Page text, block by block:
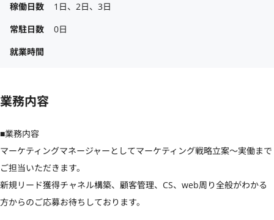
稼働日数
1日、2日、3日
常駐日数
0日
就業時間
業務内容
■業務内容
マーケティングマネージャーとしてマーケティング戦略立案〜実働まで
ご担当いただきます。
新規リード獲得チャネル構築、顧客管理、CS、web周り全般がわかる
方からのご応募お待ちしております。